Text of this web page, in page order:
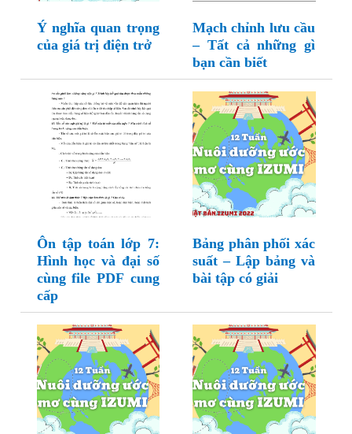
Ý nghĩa quan trọng
của giá trị điện trở
Mạch chỉnh lưu cầu
– Tất cả những gì
bạn cần biết
Ôn tập toán lớp 7:
Hình học và đại số
cùng file PDF cung
cấp
Bảng phân phối xác
suất – Lập bảng và
bài tập có giải